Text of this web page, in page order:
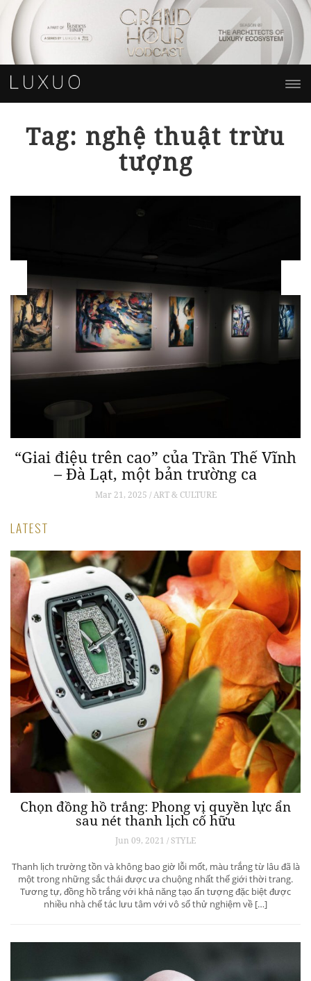
Tag: nghệ thuật trừu
tượng
“Giai điệu trên cao” của Trần Thế Vĩnh
– Đà Lạt, một bản trường ca
Mar 21, 2025 / ART & CULTURE
LATEST
Chọn đồng hồ trắng: Phong vị quyền lực ẩn
sau nét thanh lịch cố hữu
Jun 09, 2021 / STYLE
Thanh lịch trường tồn và không bao giờ lỗi mốt, màu trắng từ lâu đã là
một trong những sắc thái được ưa chuộng nhất thế giới thời trang.
Tương tự, đồng hồ trắng với khả năng tạo ấn tượng đặc biệt được
nhiều nhà chế tác lưu tâm với vô số thử nghiệm về […]